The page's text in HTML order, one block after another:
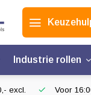
Industrie rollen
excl. Voor